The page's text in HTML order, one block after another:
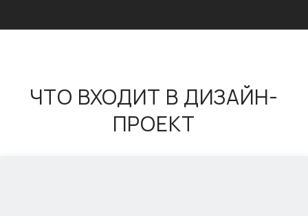
ЧТО ВХОДИТ В ДИЗАЙН-
ПРОЕКТ